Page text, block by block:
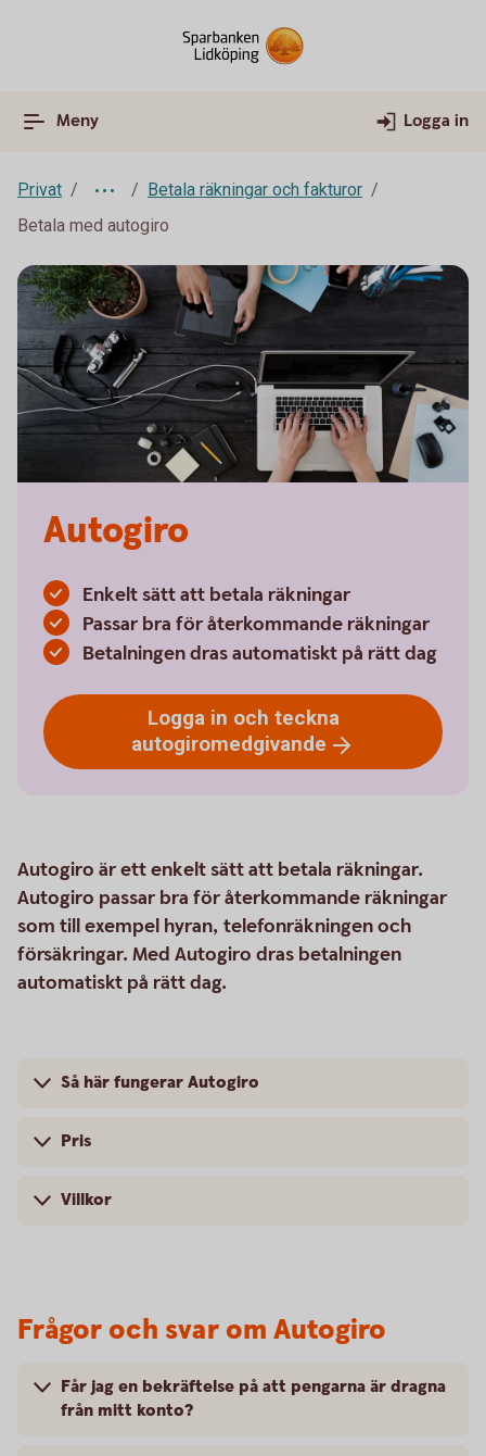
Meny Logga in
Privat
Betala räkningar och fakturor
Betala med autogiro
Autogiro
Enkelt sätt att betala räkningar
Passar bra för återkommande räkningar
Betalningen dras automatiskt på rätt dag
Logga in och teckna
autogiromedgivande
Autogiro är ett enkelt sätt att betala räkningar.
Autogiro passar bra för återkommande räkningar
som till exempel hyran, telefonräkningen och
försäkringar. Med Autogiro dras betalningen
automatiskt på rätt dag.
Så här fungerar Autogiro
Pris
Villkor
Frågor och svar om Autogiro
Får jag en bekräftelse på att pengarna är dragna
från mitt konto?